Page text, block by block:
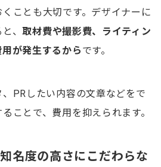
ことも大切です。デザイナーに
と、取材費や撮影費、ライティン
が発生するから です。
PRしたい内容の文章などをで
ことで、費用を抑えられます。
名度の高さにこだわらな